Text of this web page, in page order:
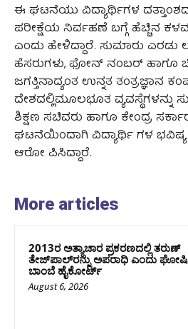
ಈ ಘಟನೆಯು ವಿದ್ಯಾರ್ಥಿಗಳ ದತ್ತಾಂಶದ
ಪರೀಕ್ಷೆಯ ನಿರ್ವಹಣೆ ಬಗ್ಗೆ ಹೆಚ್ಚಿನ
ಎಂದು ಹೇಳಿದ್ದಾರೆ. ಸುಮಾರು ಎರಡು
ಹೆಸರುಗಳು, ಫೋನ್ ನಂಬರ್ ಹಾಗೂ
ಜಗತ್ತಿನಾದ್ಯಂತ ಉನ್ನತ ತಂತ್ರಜ್ಞಾನ
ದೇಶದಲ್ಲಿಮೂಲಭೂತ ವ್ಯವಸ್ಥೆಗಳನ್ನು
ಶಿಕ್ಷಣ ಸಚಿವರು ಹಾಗೂ ಕೇಂದ್ರ
ಘಟನೆಯಿಂದಾಗಿ ವಿದ್ಯಾರ್ಥಿ ಗಳ ಭವಿಷ್ಯ
ಆರೋ ಪಿಸಿದ್ದಾರೆ.
More articles
2013ರ ಅತ್ಯಾಚಾರ ಪ್ರಕರಣದಲ್ಲಿ ತರುಣ್
ತೇಜ್‌ಪಾಲ್‌ರನ್ನು ಅಪರಾಧಿ ಎಂದು
ಬಾಂಬೆ ಹೈಕೋರ್ಟ್
August 6, 2026